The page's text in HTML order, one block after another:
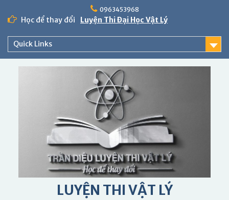
content
0963453968
Học để thay đổi Luyện Thi Đại Học Vật Lý
Quick Links
LUYỆN THI VẬT LÝ